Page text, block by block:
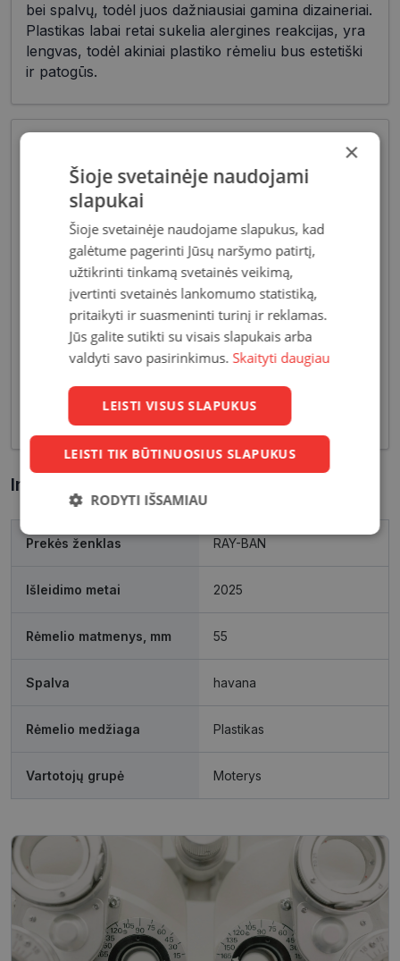
bei spalvų, todėl juos dažniausiai gamina dizaineriai.
Plastikas labai retai sukelia alergines reakcijas, yra
lengvas, todėl akiniai plastiko rėmeliu bus estetiški
ir patogūs.
Akiniai moterims dažniausiai pasižymi subtiliais
dizaino elementais, suteikiančiais harmoningą bei
moterišką įvaizdį. Šiandien dienai stilių bei medžiagų
įvairovė leidžia akinių dizaineriams pristatyti Jums
tiek klasikinių, tiek netikėčiausių ir drąsiausių
korekcija, tačiau ir stilingas kasdieninės išvaizdos
akcentas.
Informacija apie prekę
Prekės ženklas RAY-BAN
Išleidimo metai 2025
Rėmelio matmenys, mm 55
Spalva havana
Rėmelio medžiaga Plastikas
Vartotojų grupė Moterys
×
Šioje svetainėje naudojami
slapukai
Šioje svetainėje naudojame slapukus, kad
galėtume pagerinti Jūsų naršymo patirtį,
užtikrinti tinkamą svetainės veikimą,
įvertinti svetainės lankomumo statistiką,
pritaikyti ir suasmeninti turinį ir reklamas.
Jūs galite sutikti su visais slapukais arba
valdyti savo pasirinkimus. Skaityti daugiau
LEISTI VISUS SLAPUKUS
LEISTI TIK BŪTINUOSIUS SLAPUKUS
RODYTI IŠSAMIAU
Būtinieji
slapukai
Statistikos
slapukai
Rinkodaros
slapukai
slapukai
Rinkodaros slapukai
Funkciniai slapukai
Šie slapukai yra būtini, kad galėtumėte naršyti
svetainės turinį bei naudotis jo funkcijomis. Šie
slapukai atpažįsta Jūsų įrenginį, tačiau neatskleidžia
Jūsų tapatybės, taip pat nerenka informacijos. Be šių
slapukų tinklalapis neveiks tinkamai. Šie slapukai
saugomi Jūsų įrenginyje, kol slapukai atlieka savo
funkcijas, bet ne ilgiau kaip dvejus metus.
Šie būtinieji slapukai nustatomi automatiškai.